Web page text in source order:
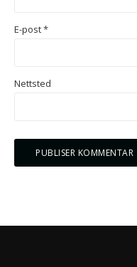
E-post*
Nettsted